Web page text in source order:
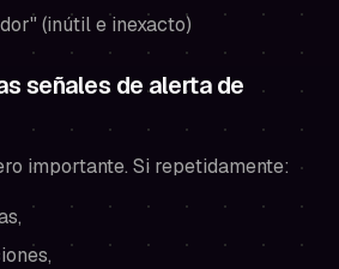
(inútil e inexacto)
señales de alerta de
importante. Si repetidamente: